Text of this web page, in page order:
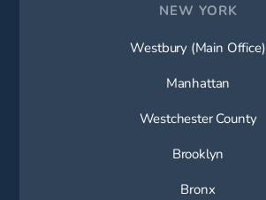
NEW YORK
Westbury (Main Office)
Manhattan
Westchester County
Brooklyn
Bronx